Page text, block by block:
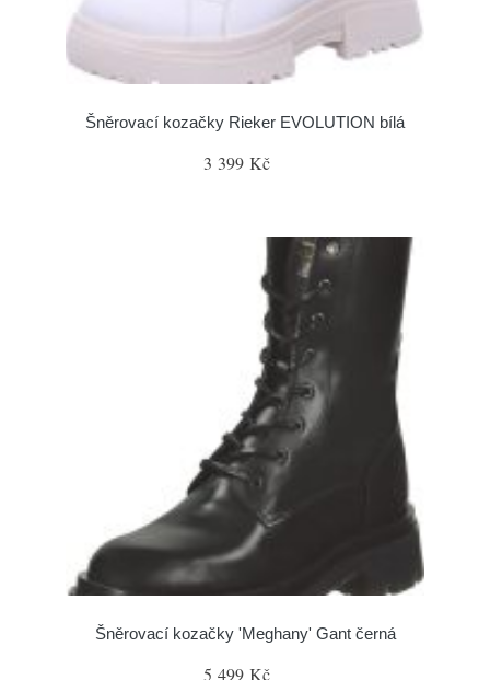
Šněrovací kozačky Rieker EVOLUTION bílá
3 399 Kč
Šněrovací kozačky 'Meghany' Gant černá
5 499 Kč